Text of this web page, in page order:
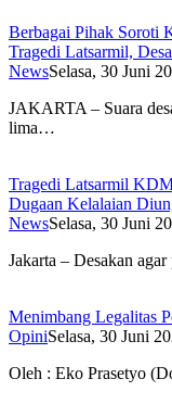
Berbagai Pihak Soroti
Tragedi Latsarmil,
NewsSelasa, 30 Juni
JAKARTA – Suara
lima…
Tragedi Latsarmil
Dugaan Kelalaian
NewsSelasa, 30 Juni
Jakarta – Desakan
Menimbang Legalitas
OpiniSelasa, 30 Juni
Oleh : Eko Prasetyo